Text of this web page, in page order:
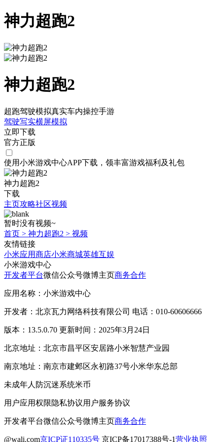
神力超跑2
神力超跑2
超跑驾驶模拟真实车内操控手游
驾驶写实横屏模拟
立即下载
官方正版
使用小米游戏中心APP下载 ，领丰富游戏福利 及礼包
神力超跑2
下载
主页攻略社区视频
暂时没有视频~
首页 > 神力超跑2 > 视频
友情链接
小米应用商店小米商城英雄互娱
小米游戏中心
开发者平台微信公众号微博主页商务合作
应用名称：小米游戏中心
开发者：北京瓦力网络科技有限公司 电话：010-60606666
版本：13.5.0.70 更新时间：2025年3月24日
北京地址：北京市昌平区安居路小米智慧产业园
南京地址：南京市建邺区永初路37号小米华东总部
未成年人防沉迷系统米币
用户应用权限隐私协议用户服务协议
开发者平台微信公众号微博主页商务合作
@wali.com京ICP证110335号 京ICP备17017388号-1营业执照